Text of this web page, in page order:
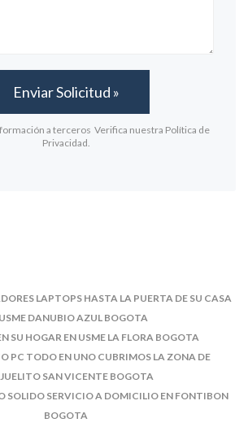
a terceros Verifica nuestra Política de
Privacidad.
LAPTOPS HASTA LA PUERTA DE SU CASA
DANUBIO AZUL BOGOTA
SU HOGAR EN USME LA FLORA BOGOTA
PC TODO EN UNO CUBRIMOS LA ZONA DE
SAN VICENTE BOGOTA
SOLIDO SERVICIO A DOMICILIO EN FONTIBON
BOGOTA